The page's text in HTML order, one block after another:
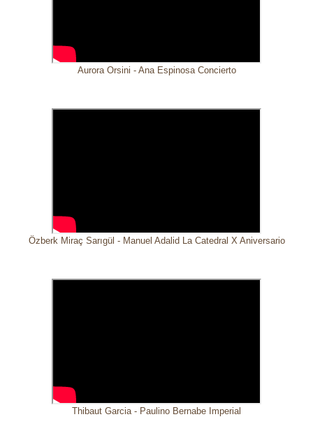
Aurora Orsini - Ana Espinosa Concierto
Özberk Miraç Sarıgül - Manuel Adalid La Catedral X Aniversario
Thibaut Garcia - Paulino Bernabe Imperial